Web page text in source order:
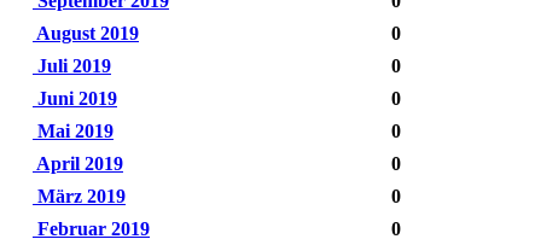
August 2019
0
Juli 2019
0
Juni 2019
0
Mai 2019
0
April 2019
0
März 2019
0
Februar 2019
0